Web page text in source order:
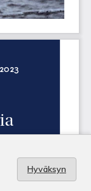
Hyväksyn